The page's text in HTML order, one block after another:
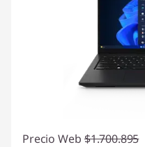
Precio Web $1.700.895